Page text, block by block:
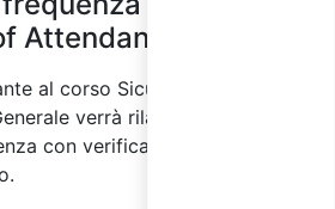
Attendance
al corso Sicurezza
verrà rilasciato un
con verifica